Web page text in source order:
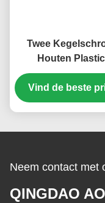
Twee
Houten Plastic
Productielijn,
Vind de beste
Neem contact met
QINGDAO